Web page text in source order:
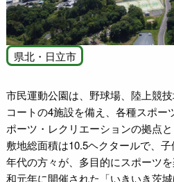
県北・日立市
市民運動公園は、野球場、陸上競
コートの4施設を備え、各種スポー
ポーツ・レクリエーションの拠点
敷地総面積は10.5ヘクタールで、
年代の方々が、多目的にスポーツ
和元年に開催された「いきいき茨